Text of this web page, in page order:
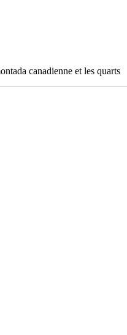
canadienne et les quarts